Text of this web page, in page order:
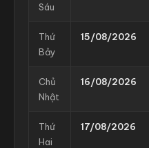
Sáu
Thứ
Bảy
15/08/2026
Chủ
Nhật
16/08/2026
Thứ
Hai
17/08/2026